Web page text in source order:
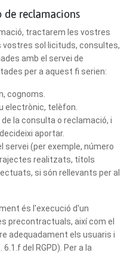
reclamacions
tractarem les vostres
sol·licituds, consultes,
amb el servei de
per a aquest fi serien:
cognoms.
electrònic, telèfon.
la consulta o reclamació, i
aportar.
servei (per exemple, número
realitzats, títols
si són rellevants per al
és l'execució d'un
precontractuals, així com el
adequadament els usuaris i
del RGPD). Per a la